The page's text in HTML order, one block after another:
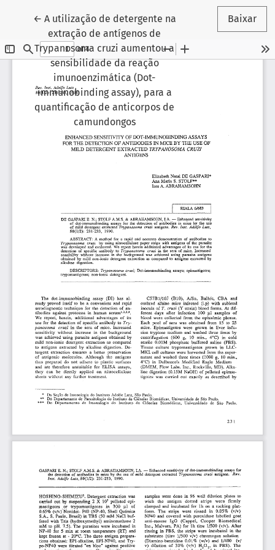
← Voltar aos Detalhes do Artigo
A utilização de detergente na
extração de antígenos de
Trypanosoma cruzi aumentou a
sensibilidade da reação
imunoenzimática (Dot-
immunobinding assay), para a
quantificação de anticorpos de
camundongos
Baixar